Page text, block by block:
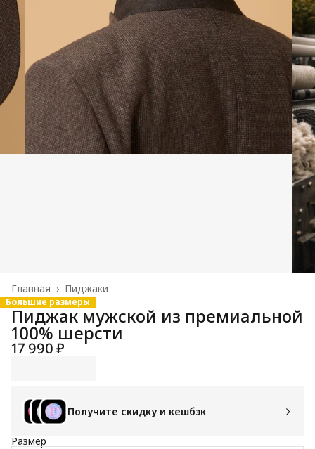
Пиджаки
Главная ›
Большие размеры
Пиджак мужской из премиальной
100% шерсти
17 990 ₽
Получите скидку и кешбэк
Размер